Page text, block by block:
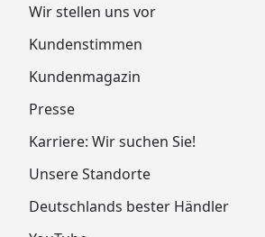
Wir stellen uns vor
Kundenstimmen
Kundenmagazin
Presse
Karriere: Wir suchen Sie!
Unsere Standorte
Deutschlands bester Händler